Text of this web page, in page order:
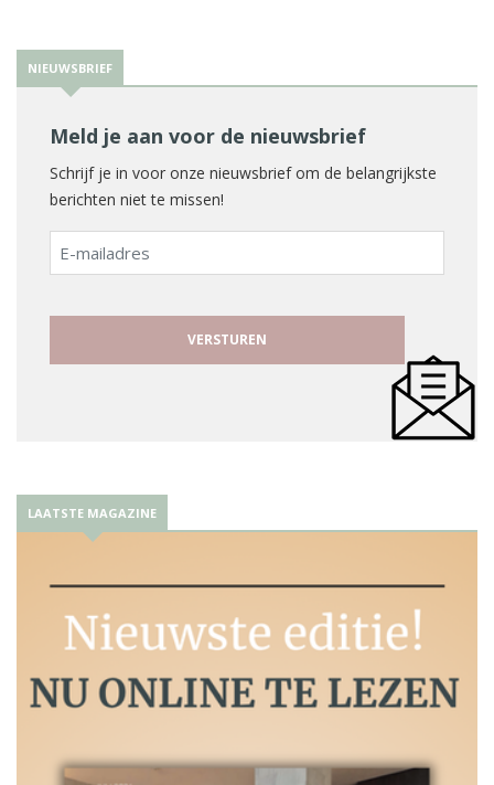
NIEUWSBRIEF
Meld je aan voor de nieuwsbrief
Schrijf je in voor onze nieuwsbrief om de belangrijkste
berichten niet te missen!
E-
mailadres
LAATSTE MAGAZINE